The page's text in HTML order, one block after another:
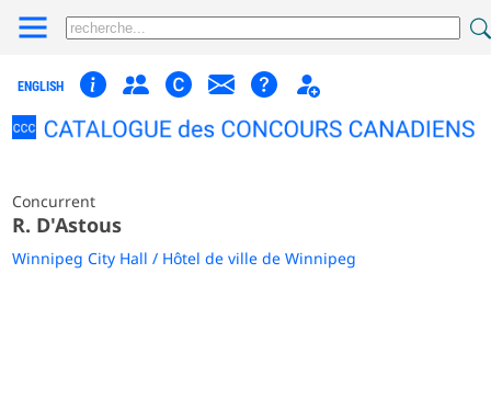
ENGLISH
Concurrent
R. D'Astous
Winnipeg City Hall / Hôtel de ville de Winnipeg